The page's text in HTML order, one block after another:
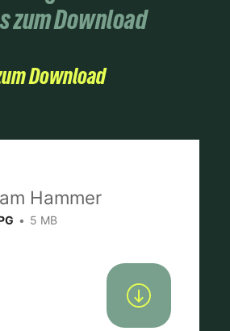
zum Download
Download
Hammer
5 MB